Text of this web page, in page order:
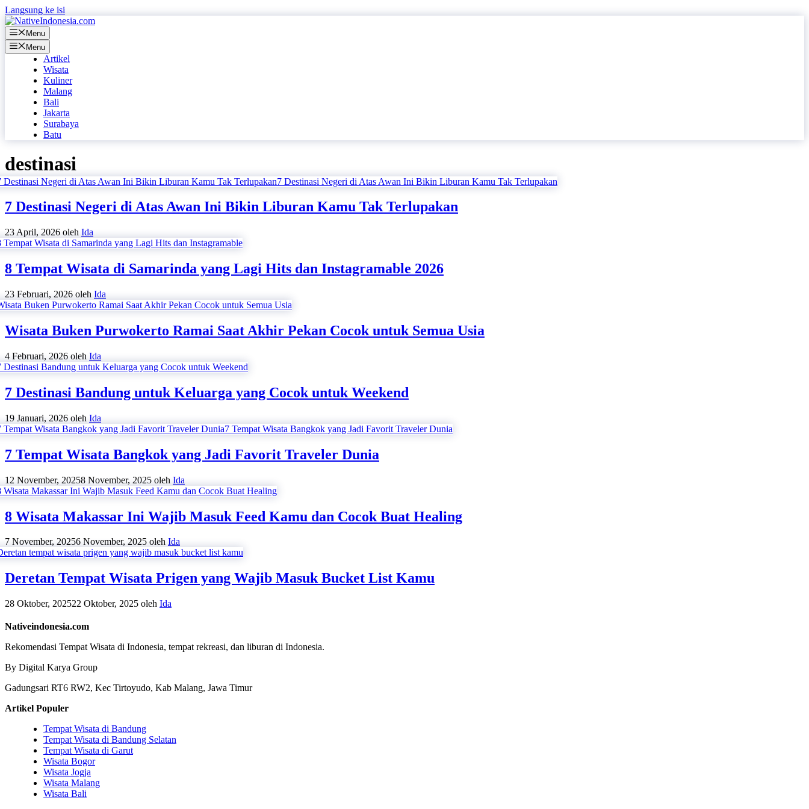
Langsung ke isi
Menu
Menu
Artikel
Wisata
Kuliner
Malang
Bali
Jakarta
Surabaya
Batu
destinasi
7 Destinasi Negeri di Atas Awan Ini Bikin Liburan Kamu Tak Terlupakan
23 April, 2026 oleh Ida
8 Tempat Wisata di Samarinda yang Lagi Hits dan Instagramable 2026
23 Februari, 2026 oleh Ida
Wisata Buken Purwokerto Ramai Saat Akhir Pekan Cocok untuk Semua Usia
4 Februari, 2026 oleh Ida
7 Destinasi Bandung untuk Keluarga yang Cocok untuk Weekend
19 Januari, 2026 oleh Ida
7 Tempat Wisata Bangkok yang Jadi Favorit Traveler Dunia
12 November, 20258 November, 2025 oleh Ida
8 Wisata Makassar Ini Wajib Masuk Feed Kamu dan Cocok Buat Healing
7 November, 20256 November, 2025 oleh Ida
Deretan Tempat Wisata Prigen yang Wajib Masuk Bucket List Kamu
28 Oktober, 202522 Oktober, 2025 oleh Ida
Nativeindonesia.com
Rekomendasi Tempat Wisata di Indonesia, tempat rekreasi, dan liburan di Indonesia.
By Digital Karya Group
Gadungsari RT6 RW2, Kec Tirtoyudo, Kab Malang, Jawa Timur
Artikel Populer
Tempat Wisata di Bandung
Tempat Wisata di Bandung Selatan
Tempat Wisata di Garut
Wisata Bogor
Wisata Jogja
Wisata Malang
Wisata Bali